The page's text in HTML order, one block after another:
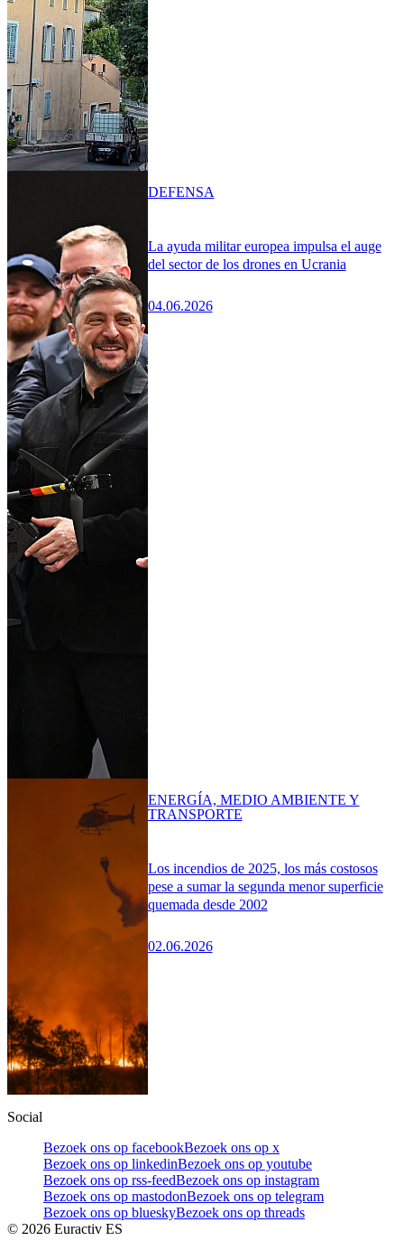
La ayuda militar europea impulsa el auge
del sector de los drones en Ucrania
04.06.2026
DEFENSA
Los incendios de 2025, los más costosos
pese a sumar la segunda menor superficie
quemada desde 2002
02.06.2026
ENERGÍA, MEDIO AMBIENTE Y
TRANSPORTE
Social
Bezoek ons op facebookBezoek ons op x
Bezoek ons op linkedinBezoek ons op youtube
Bezoek ons op rss-feedBezoek ons op instagram
Bezoek ons op mastodonBezoek ons op telegram
Bezoek ons op blueskyBezoek ons op threads
© 2026 Euractiv ES